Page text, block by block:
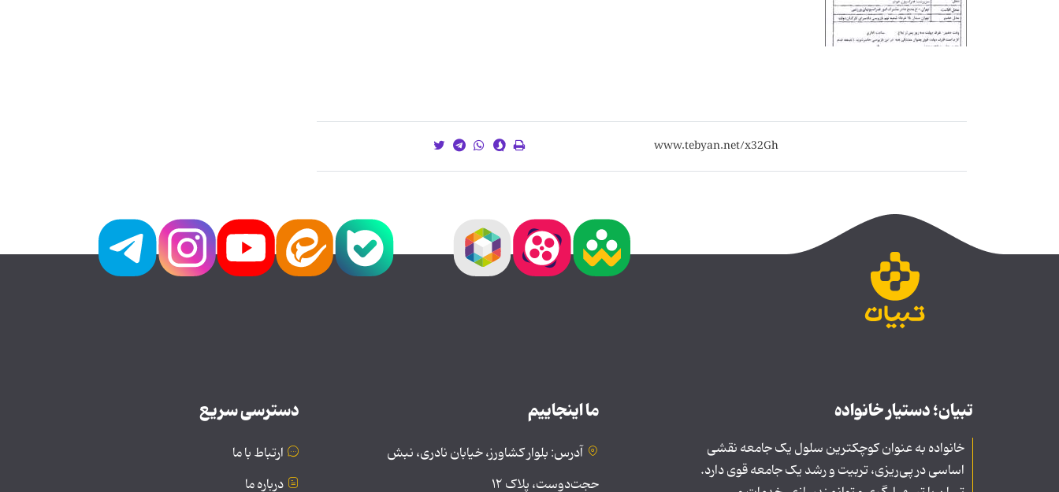
تبیان؛ دستیار خانواده
خانواده به عنوان کوچکترین سلول یک جامعه نقشی
اساسی در پی‌ریزی، تربیت و رشد یک جامعه قوی دارد.
ما اینجاییم
آدرس: بلوار کشاورز، خیابان نادری، نبش
حجت‌دوست، پلاک ۱۲
دسترسی سریع
ارتباط با ما
درباره ما